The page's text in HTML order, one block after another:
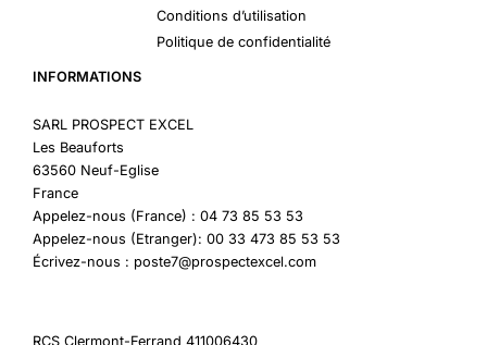
Conditions d’utilisation
Politique de confidentialité
INFORMATIONS
SARL PROSPECT EXCEL
Les Beauforts
63560 Neuf-Eglise
France
Appelez-nous (France) : 04 73 85 53 53
Appelez-nous (Etranger): 00 33 473 85 53 53
Écrivez-nous : poste7@prospectexcel.com
RCS Clermont-Ferrand 411006430